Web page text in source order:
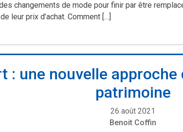
changements de mode pour finir par être
leur prix d’achat. Comment […]
: une nouvelle
patrimoine
26 août 2021
Benoit Coffin